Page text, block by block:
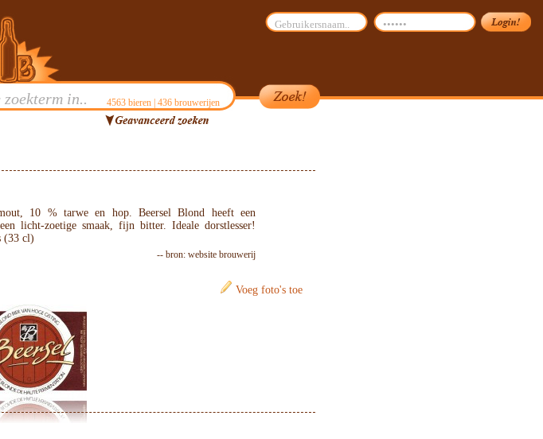
4563bieren | 436brouwerijen
10 % tarwe en hop. Beersel Blond heeft een
licht-zoetige smaak, fijn bitter. Ideale dorstlesser!
(33 cl)
-- bron: website brouwerij
Voeg foto's toe